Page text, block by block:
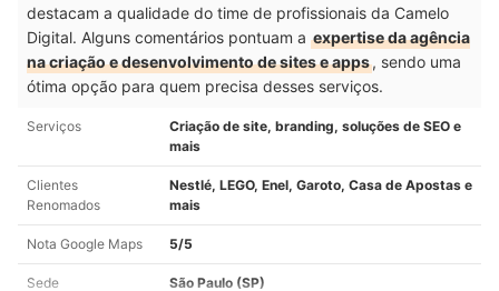
destacam a qualidade do time de profissionais da Camelo
Digital. Alguns comentários pontuam a expertise da agência
na criação e desenvolvimento de sites e apps, sendo uma
ótima opção para quem precisa desses serviços.
Serviços
Criação de site, branding, soluções de SEO e
mais
Clientes
Renomados
Nestlé, LEGO, Enel, Garoto, Casa de Apostas e
mais
Nota Google Maps 5/5
Sede São Paulo (SP)